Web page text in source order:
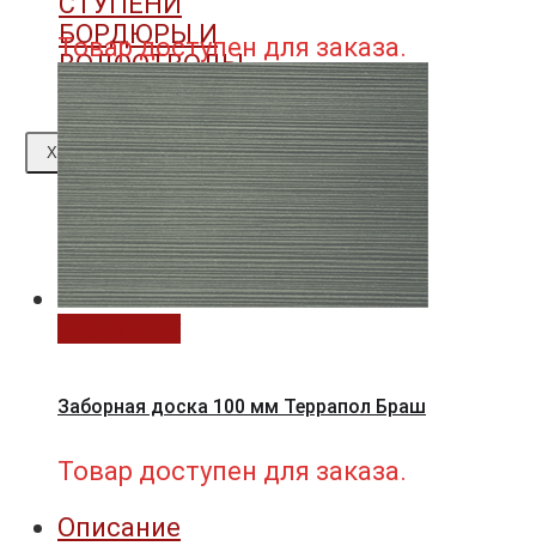
БОРДЮРЫ И
ВОДООТВОДЫ
X
Товар доступен для заказа.
Заборная доска 100 мм Террапол Браш
Товар доступен для заказа.
Описание